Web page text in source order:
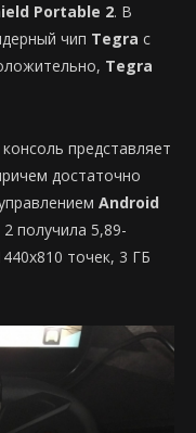
Portable 2. В
чип Tegra с
Tegra
представляет
достаточно
Android
получила 5,89-
точек, 3 ГБ